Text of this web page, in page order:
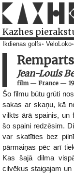
Kazhes
Ikdienas golfs VeloLoko
Jean-Louis
film— France —
Šo filmu būtu grūti
sakas ar skaņu, kā
vilkts ārā spainis, un
šo spaini redzēsim.
var skatīties bez
pārmaiņas pēc arī
Kas šajā dilma
cilvēkus staigajam